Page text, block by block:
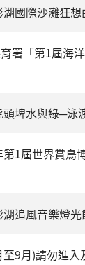
國際沙灘狂想
署「第1屆海
埤水與綠─泳
1屆世界賞鳥
追風音樂燈光
9月)請勿進入